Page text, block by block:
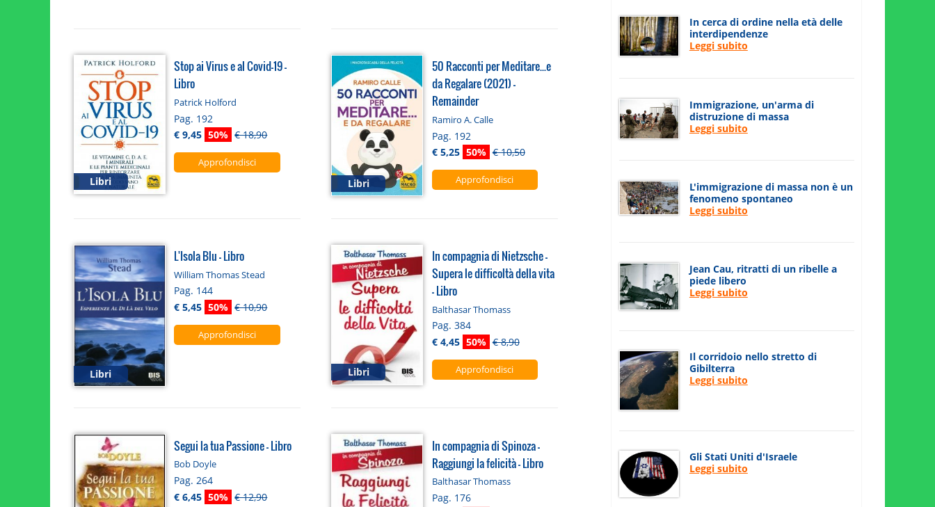
Libri
Stop ai Virus e al Covid-19 -
Libro
Patrick Holford
Pag. 192
€ 9,45 50% € 18,90
Approfondisci
Libri
50 Racconti per Meditare...e
da Regalare (2021) -
Remainder
Ramiro A. Calle
Pag. 192
€ 5,25 50% € 10,50
Approfondisci
Libri
L'Isola Blu - Libro
William Thomas Stead
Pag. 144
€ 5,45 50% € 10,90
Approfondisci
Libri
In compagnia di Nietzsche -
Supera le difficoltà della vita
- Libro
Balthasar Thomass
Pag. 384
€ 4,45 50% € 8,90
Approfondisci
Segui la tua Passione - Libro
Bob Doyle
Pag. 264
€ 6,45 50% € 12,90
In compagnia di Spinoza -
Raggiungi la felicità - Libro
Balthasar Thomass
Pag. 176
In cerca di ordine nella età delle
interdipendenze
Leggi subito
Immigrazione, un'arma di
distruzione di massa
Leggi subito
L'immigrazione di massa non è un
fenomeno spontaneo
Leggi subito
Jean Cau, ritratti di un ribelle a
piede libero
Leggi subito
Il corridoio nello stretto di
Gibilterra
Leggi subito
Gli Stati Uniti d'Israele
Leggi subito